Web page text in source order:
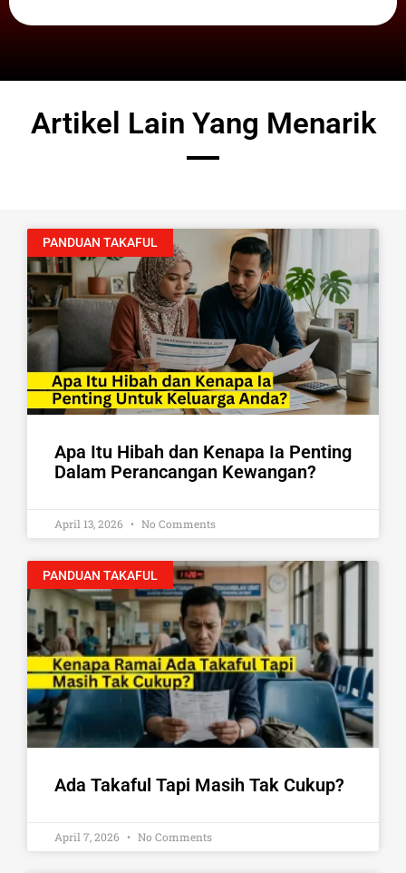
Artikel Lain Yang Menarik
PANDUAN TAKAFUL
Apa Itu Hibah dan Kenapa Ia Penting
Dalam Perancangan Kewangan?
April 13, 2026 No Comments
PANDUAN TAKAFUL
Ada Takaful Tapi Masih Tak Cukup?
April 7, 2026 No Comments